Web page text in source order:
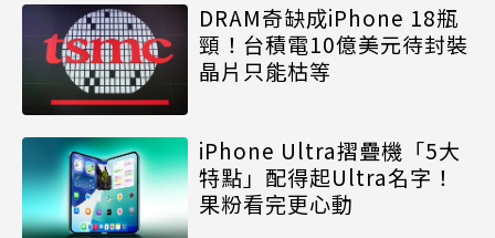
DRAM奇缺成iPhone 18瓶
頸！台積電10億美元待封裝
晶片只能枯等
iPhone Ultra摺疊機「5大
特點」配得起Ultra名字！
果粉看完更心動